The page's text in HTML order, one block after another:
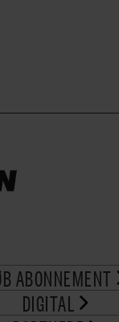
ABONNEMENT
DIGITAL